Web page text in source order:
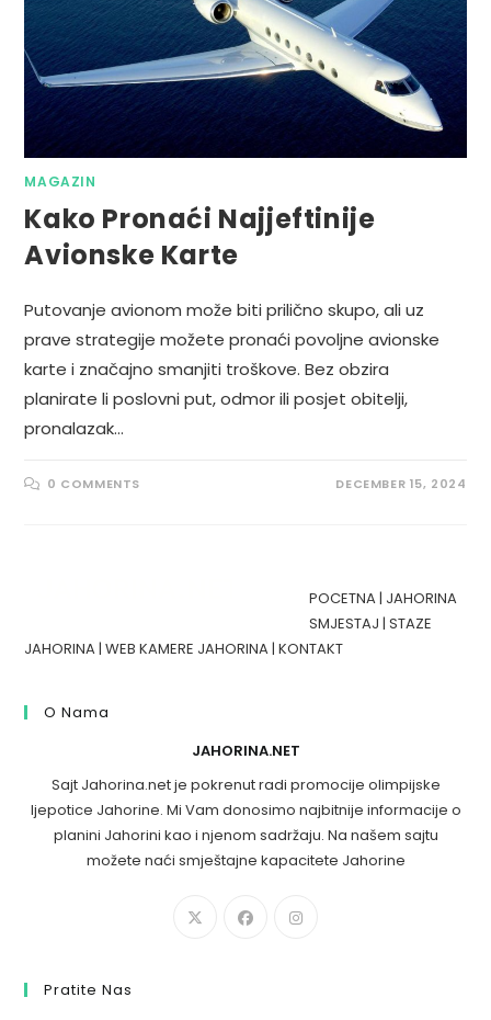
MAGAZIN
Kako Pronaći Najjeftinije
Avionske Karte
Putovanje avionom može biti prilično skupo, ali uz
prave strategije možete pronaći povoljne avionske
karte i značajno smanjiti troškove. Bez obzira
planirate li poslovni put, odmor ili posjet obitelji,
pronalazak…
0 COMMENTS DECEMBER 15, 2024
POCETNA| JAHORINA
SMJESTAJ |STAZE
JAHORINA|WEB KAMERE JAHORINA|KONTAKT
O Nama
JAHORINA.NET
Sajt Jahorina.net je pokrenut radi promocije olimpijske
ljepotice Jahorine. Mi Vam donosimo najbitnije informacije o
planini Jahorini kao i njenom sadržaju. Na našem sajtu
možete naći smještajne kapacitete Jahorine
Pratite Nas